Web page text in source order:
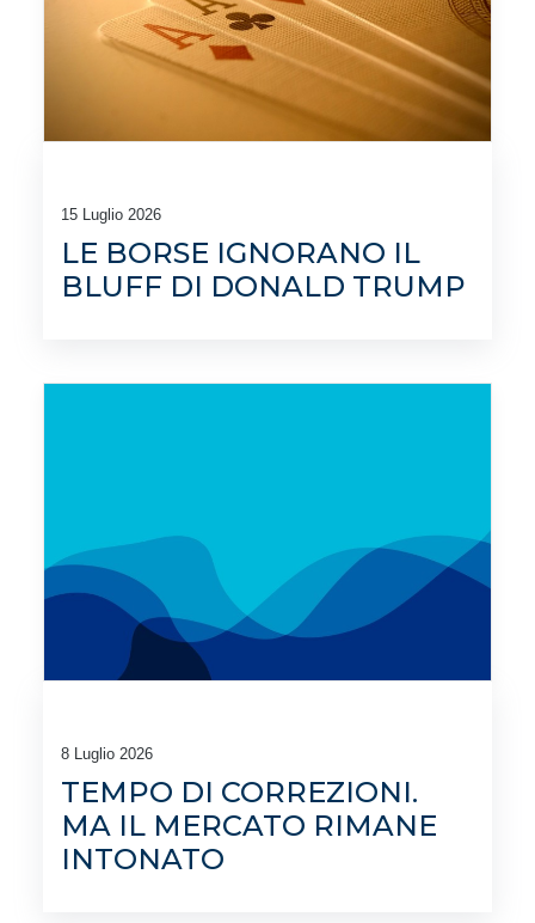
15 Luglio 2026
LE BORSE IGNORANO IL
BLUFF DI DONALD TRUMP
8 Luglio 2026
TEMPO DI CORREZIONI.
MA IL MERCATO RIMANE
INTONATO